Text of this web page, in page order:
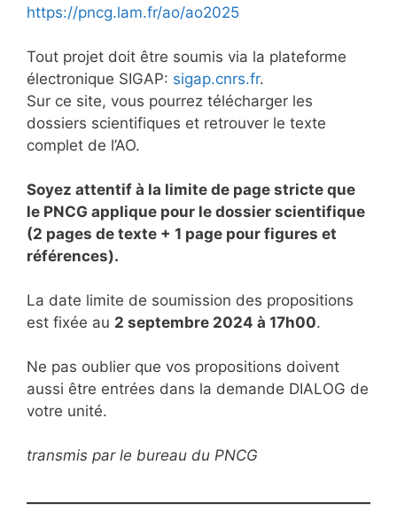
https://pncg.lam.fr/ao/ao2025
Tout projet doit être soumis via la plateforme
électronique SIGAP: sigap.cnrs.fr.
Sur ce site, vous pourrez télécharger les
dossiers scientifiques et retrouver le texte
complet de l’AO.
Soyez attentif à la limite de page stricte que
le PNCG applique pour le dossier scientifique
(2 pages de texte + 1 page pour figures et
références).
La date limite de soumission des propositions
est fixée au 2 septembre 2024 à 17h00.
Ne pas oublier que vos propositions doivent
aussi être entrées dans la demande DIALOG de
votre unité.
transmis par le bureau du PNCG